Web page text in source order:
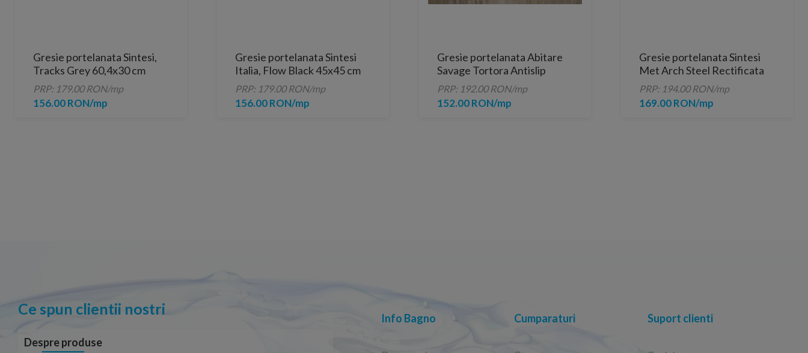
Gresie portelanata Sintesi,
Tracks Grey 60,4x30 cm
PRP: 179.00 RON/mp
156.00 RON/mp
Gresie portelanata Sintesi
Italia, Flow Black 45x45 cm
PRP: 179.00 RON/mp
156.00 RON/mp
Gresie portelanata Abitare
Savage Tortora Antislip
80,2x20,2 cm
PRP: 192.00 RON/mp
152.00 RON/mp
Gresie portelanata Sintesi
Met Arch Steel Rectificata
60x60
PRP: 194.00 RON/mp
169.00 RON/mp
Ce spun clientii nostri
Despre produse
Info Bagno Cumparaturi Suport clienti